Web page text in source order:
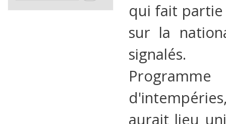
qui fait partie
sur la
signalés.
aurait lieu